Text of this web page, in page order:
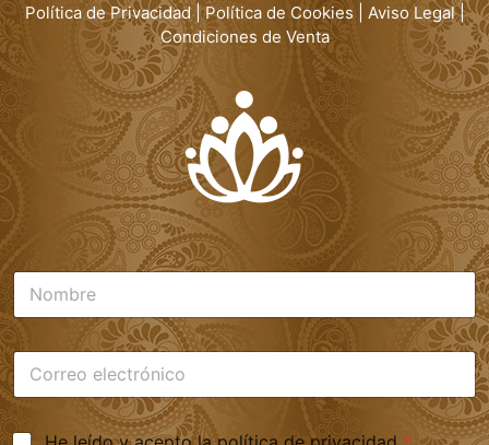
Política de Privacidad|Política de Cookies Aviso Legal|
Condiciones de Venta
N
o
m
r
*
C
r
A